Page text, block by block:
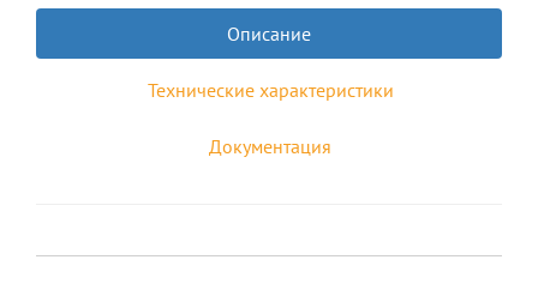
Описание
Технические характеристики
Документация